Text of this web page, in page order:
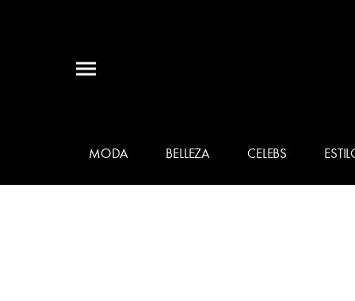
MODA BELLEZA CELEBS